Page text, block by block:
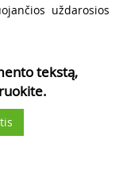
uždarosios
tekstą,